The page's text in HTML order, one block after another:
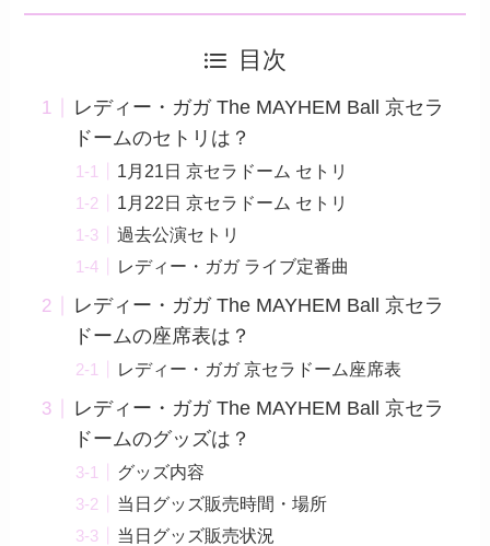
目次
レディー・ガガ The MAYHEM Ball 京セラ
ドームのセトリは？
1月21日 京セラドーム セトリ
1月22日 京セラドーム セトリ
過去公演セトリ
レディー・ガガ ライブ定番曲
レディー・ガガ The MAYHEM Ball 京セラ
ドームの座席表は？
レディー・ガガ 京セラドーム座席表
レディー・ガガ The MAYHEM Ball 京セラ
ドームのグッズは？
グッズ内容
当日グッズ販売時間・場所
当日グッズ販売状況